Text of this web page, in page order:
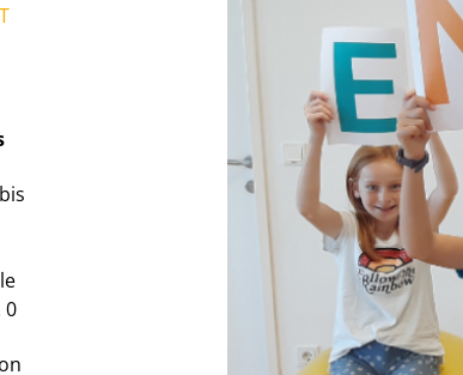
0